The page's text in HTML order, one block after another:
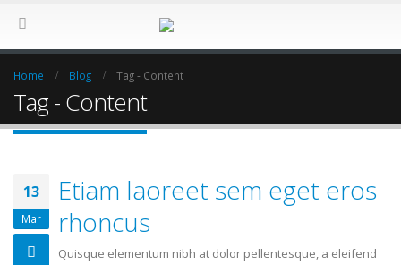
Home Blog Tag - Content
Tag - Content
13
Mar
Etiam laoreet sem eget eros
rhoncus
Quisque elementum nibh at dolor pellentesque, a eleifend